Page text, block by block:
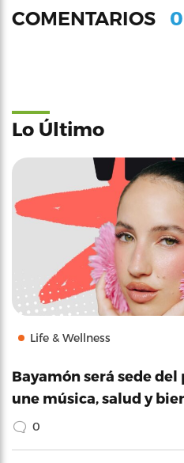
COMENTARIOS 0
Lo Último
Life & Wellness
Bayamón será sede
une música, salud y
0